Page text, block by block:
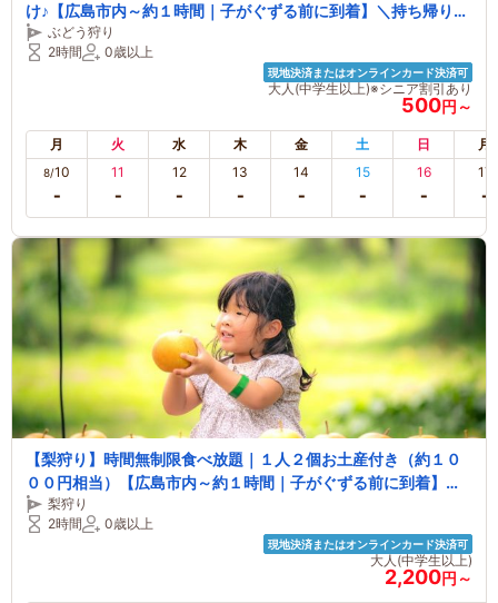
け♪【広島市内～約１時間｜子がぐずる前に到着】＼持ち帰りor
氷＆バケツで冷え冷えぶどうに舌鼓♪／【ペット同伴OK】【飛
行機が見える芝生広場も】
ぶどう狩り
2時間
0歳以上
現地決済またはオンラインカード決済可
大人(中学生以上)※シニア割引あり
500円～
月 火 水 木 金 土 日 月
8/10 11 12 13 14 15 16 17
【梨狩り】時間無制限食べ放題｜１人２個お土産付き（約１０
００円相当）【広島市内～約１時間｜子がぐずる前に到着】＼
弁当＆レジャーシートで木陰ピクニック／【テーブル＆イス
有】【飛行機が見える芝生広場も】
梨狩り
2時間
0歳以上
現地決済またはオンラインカード決済可
大人(中学生以上)
2,200円～